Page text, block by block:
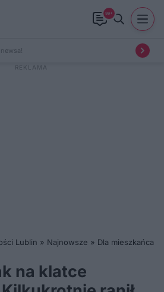
99+
Lublin » Najnowsze » Dla mieszkańca
na klatce